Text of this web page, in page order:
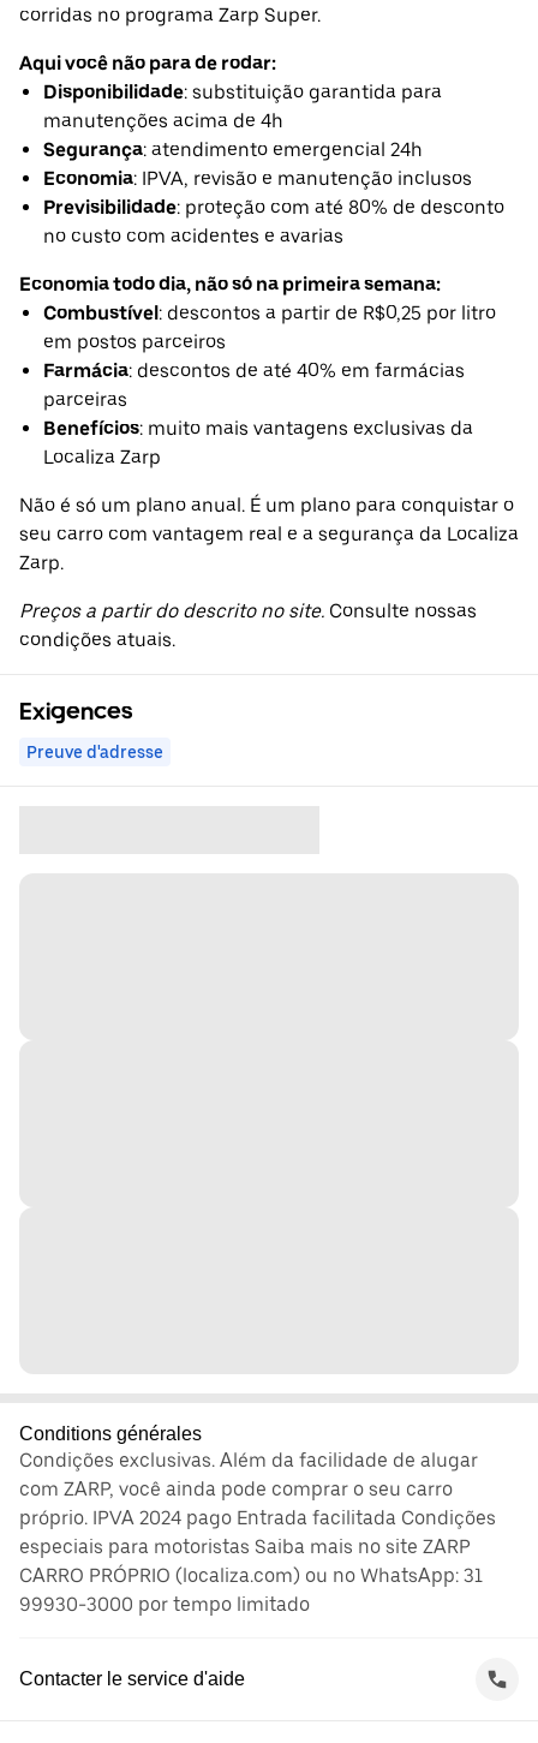
corridas no programa Zarp Super.
Aqui você não para de rodar:
Disponibilidade: substituição garantida para
manutenções acima de 4h
Segurança: atendimento emergencial 24h
Economia: IPVA, revisão e manutenção inclusos
Previsibilidade: proteção com até 80% de desconto
no custo com acidentes e avarias
Economia todo dia, não só na primeira semana:
Combustível: descontos a partir de R$0,25 por litro
em postos parceiros
Farmácia: descontos de até 40% em farmácias
parceiras
Benefícios: muito mais vantagens exclusivas da
Localiza Zarp
Não é só um plano anual. É um plano para conquistar o
seu carro com vantagem real e a segurança da Localiza
Zarp.
Preços a partir do descrito no site. Consulte nossas
condições atuais.
Exigences
Preuve d'adresse
Conditions générales
Condições exclusivas. Além da facilidade de alugar
com ZARP, você ainda pode comprar o seu carro
próprio. IPVA 2024 pago Entrada facilitada Condições
especiais para motoristas Saiba mais no site ZARP
CARRO PRÓPRIO (localiza.com) ou no WhatsApp: 31
99930-3000 por tempo limitado
Contacter le service d'aide